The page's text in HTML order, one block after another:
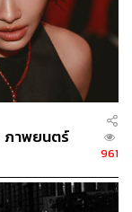
ภาพยนตร์
961